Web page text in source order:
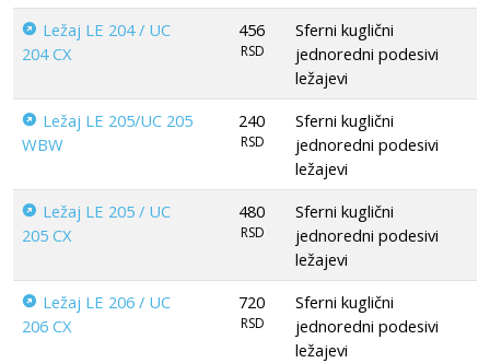
Ležaj LE 204 / UC
204 CX
456
RSD
Sferni kuglični
jednoredni podesivi
ležajevi
Ležaj LE 205/UC 205
WBW
240
RSD
Sferni kuglični
jednoredni podesivi
ležajevi
Ležaj LE 205 / UC
205 CX
480
RSD
Sferni kuglični
jednoredni podesivi
ležajevi
Ležaj LE 206 / UC
206 CX
720
RSD
Sferni kuglični
jednoredni podesivi
ležajevi